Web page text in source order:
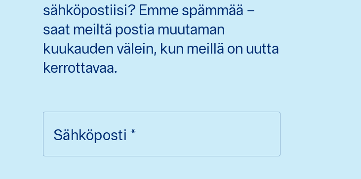
sähköpostiisi? Emme spämmää –
saat meiltä postia muutaman
kuukauden välein, kun meillä on uutta
kerrottavaa.
Sähköposti *